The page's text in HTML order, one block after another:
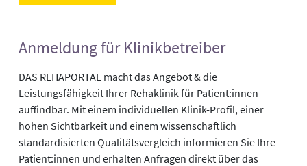
Anmeldung für Klinikbetreiber
DAS REHAPORTAL macht das Angebot & die
Leistungsfähigkeit Ihrer Rehaklinik für Patient:innen
auffindbar. Mit einem individuellen Klinik-Profil, einer
hohen Sichtbarkeit und einem wissenschaftlich
standardisierten Qualitätsvergleich informieren Sie Ihre
Patient:innen und erhalten Anfragen direkt über das